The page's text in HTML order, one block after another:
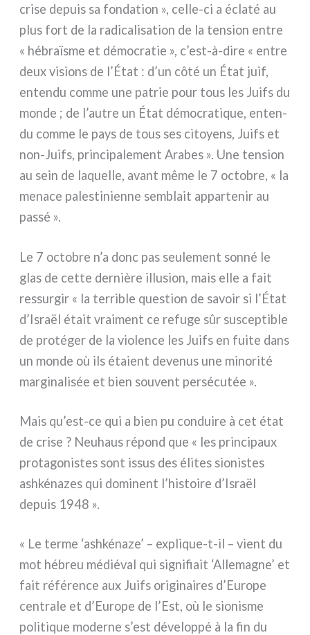
cri­se depuis sa fon­da­tion », celle-ci a écla­té au
plus fort de la radi­ca­li­sa­tion de la ten­sion entre
« hébraï­sme et démo­cra­tie », c’est-à-dire « entre
deux visions de l’État : d’un côté un État juif,
enten­du com­me une patrie pour tous les Juifs du
mon­de ; de l’autre un État démo­cra­ti­que, enten­
du com­me le pays de tous ses citoyens, Juifs et
non-Juifs, prin­ci­pa­le­ment Arabes ». Une ten­sion
au sein de laquel­le, avant même le 7 octo­bre, « la
mena­ce pale­sti­nien­ne sem­blait appar­te­nir au
pas­sé ».
Le 7 octo­bre n’a donc pas seu­le­ment son­né le
glas de cet­te der­niè­re illu­sion, mais elle a fait
res­sur­gir « la ter­ri­ble que­stion de savoir si l’État
d’Israël était vrai­ment ce refu­ge sûr suscep­ti­ble
de pro­té­ger de la vio­len­ce les Juifs en fui­te dans
un mon­de où ils éta­ient deve­nus une mino­ri­té
mar­gi­na­li­sée et bien sou­vent per­sé­cu­tée ».
Mais qu’est-ce qui a bien pu con­dui­re à cet état
de cri­se ? Neuhaus répond que « les prin­ci­paux
pro­ta­go­ni­stes sont issus des éli­tes sio­ni­stes
ash­ké­na­zes qui domi­nent l’histoire d’Israël
depuis 1948 ».
« Le ter­me ‘ash­ké­na­ze’ – explique-t-il – vient du
mot hébreu médié­val qui signi­fiait ‘Allemagne’ et
fait réfé­ren­ce aux Juifs ori­gi­nai­res d’Europe
cen­tra­le et d’Europe de l’Est, où le sio­ni­sme
poli­ti­que moder­ne s’est déve­lop­pé à la fin du